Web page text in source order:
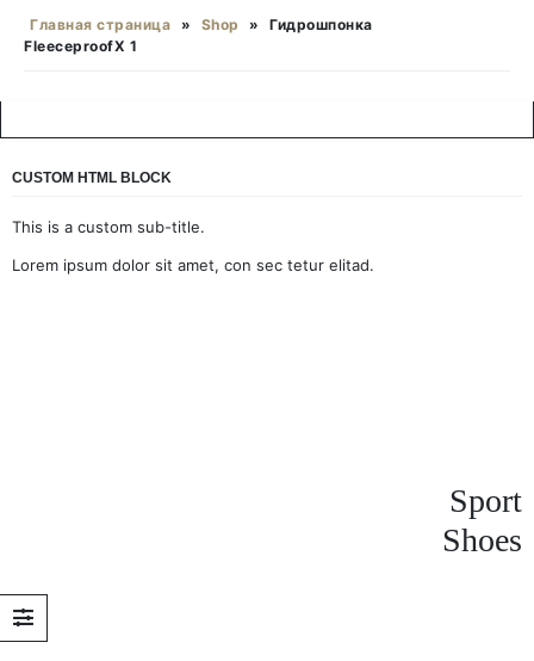
Главная страница » Shop »
Гидрошпонка
FleeceproofX 1
CUSTOM HTML BLOCK
This is a custom sub-title.
Lorem ipsum dolor sit amet, con sec tetur elitad.
Sport
Shoes